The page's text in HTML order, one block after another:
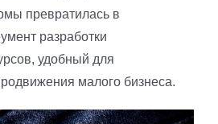
превратилась в
разработки
удобный для
малого бизнеса.